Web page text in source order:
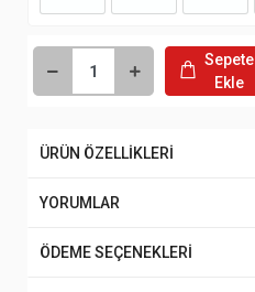
Sepete
Ekle
ÜRÜN ÖZELLİKLERİ
YORUMLAR
ÖDEME SEÇENEKLERİ